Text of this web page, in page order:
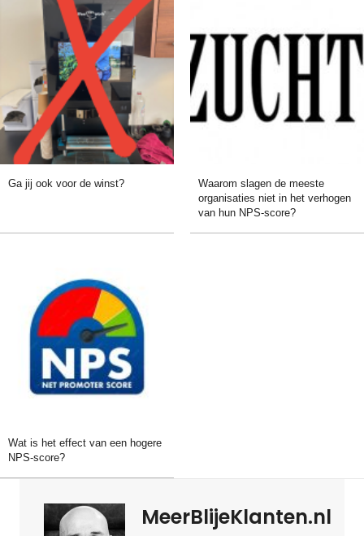
Ga jij ook voor de winst?
Waarom slagen de meeste
organisaties niet in het verhogen
van hun NPS-score?
Wat is het effect van een hogere
NPS-score?
MeerBlijeKlanten.nl